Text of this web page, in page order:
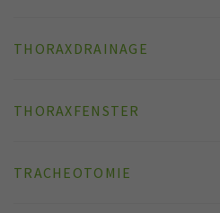
THORAXDRAINAGE
THORAXFENSTER
TRACHEOTOMIE